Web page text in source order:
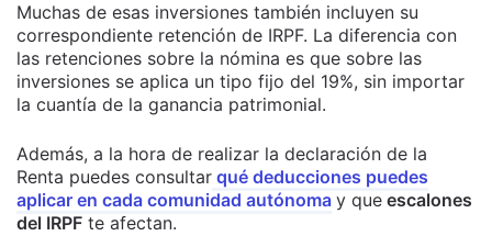
Muchas de esas inversiones también incluyen su
correspondiente retención de IRPF. La diferencia con
las retenciones sobre la nómina es que sobre las
inversiones se aplica un tipo fijo del 19%, sin importar
la cuantía de la ganancia patrimonial.
Además, a la hora de realizar la declaración de la
Renta puedes consultar qué deducciones puedes
aplicar en cada comunidad autónoma y que escalones
del IRPF te afectan.